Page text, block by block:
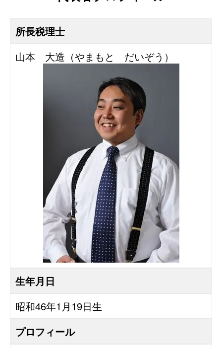
所長税理士
山本 大造（やまもと だいぞう）
生年月日
昭和46年1月19日生
プロフィール